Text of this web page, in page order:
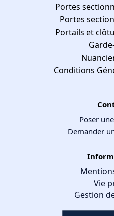
Portes
Portes
Portails et
Conditions
Poser
Demander
Vie
Gestion